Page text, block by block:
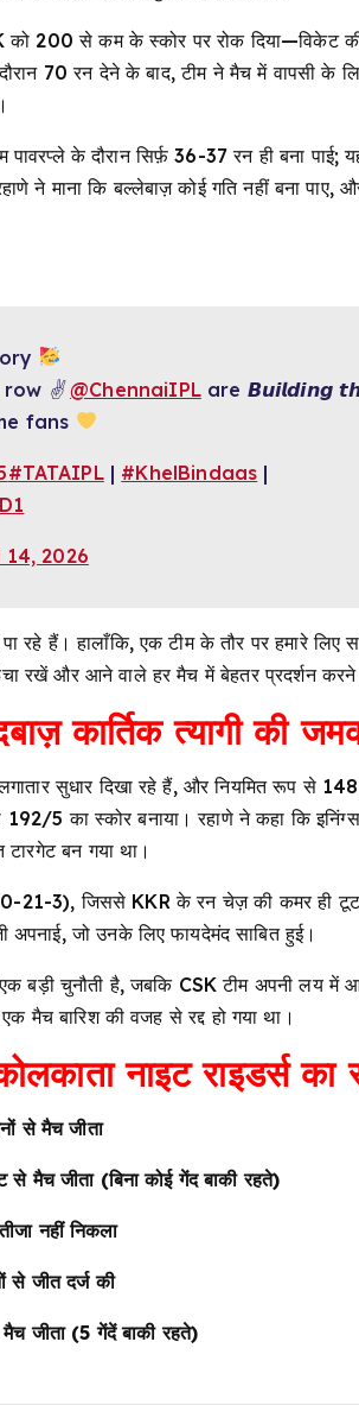
को 200 से कम के स्कोर पर रोक दिया—विकेट
70 रन देने के बाद, टीम ने मैच में वापसी के
पावरप्ले के दौरान सिर्फ़ 36-37 रन ही बना
ने माना कि बल्लेबाज़ कोई गति नहीं बना पाए,
row ✌️@ChennaiIPLare 𝘽𝙪𝙞𝙡𝙙𝙞𝙣𝙜
fans
#TATAIPL| #KhelBindaas |
2026
रहे हैं। हालाँकि, एक टीम के तौर पर हमारे लिए
रखें और आने वाले हर मैच में बेहतर प्रदर्शन
कार्तिक त्यागी की
सुधार दिखा रहे हैं, और नियमित रूप से
5 का स्कोर बनाया। रहाणे ने कहा कि
बन गया था।
0-21-3), जिससे KKR के रन चेज़ की कमर ही
अपनाई, जो उनके लिए फायदेमंद साबित हुई।
बड़ी चुनौती है, जबकि CSK टीम अपनी लय में
बारिश की वजह से रद्द हो गया था।
नाइट राइडर्स का
से मैच जीता
जीता (बिना कोई गेंद बाकी रहते)
नहीं निकला
जीत दर्ज की
जीता (5 गेंदें बाकी रहते)